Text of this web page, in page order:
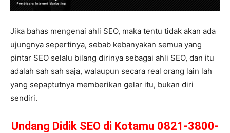
Jika bahas mengenai ahli SEO, maka tentu tidak akan ada
ujungnya sepertinya, sebab kebanyakan semua yang
pintar SEO selalu bilang dirinya sebagai ahli SEO, dan itu
adalah sah sah saja, walaupun secara real orang lain lah
yang sepaptutnya memberikan gelar itu, bukan diri
sendiri.
Undang Didik SEO di Kotamu 0821-3800-